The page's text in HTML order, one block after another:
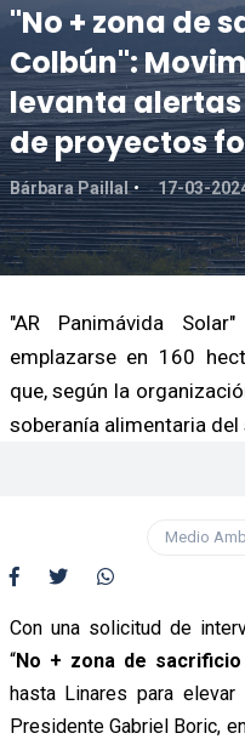
"No + zona de
Colbún":
levanta
de proyectos
Bárbara Paillal 17-03-
"AR Panimávida
emplazarse en 160
que, según la
soberanía alimentaria del
Medio
Con una solicitud de
“No + zona de
hasta Linares para
Presidente Gabriel Boric,